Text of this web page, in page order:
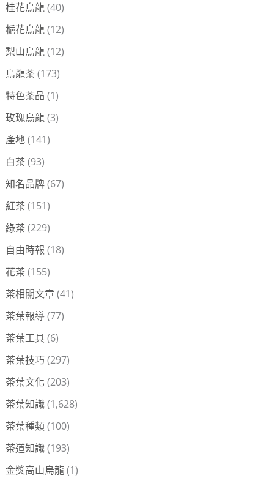
桂花烏龍(40)
梔花烏龍(12)
梨山烏龍(12)
烏龍茶 (173)
特色茶品 (1)
玫瑰烏龍(3)
產地(141)
白茶 (93)
知名品牌(67)
紅茶 (151)
綠茶 (229)
自由時報 (18)
花茶 (155)
茶相關文章(41)
茶葉報導(77)
茶葉工具(6)
茶葉技巧(297)
茶葉文化 (203)
茶葉知識(1,628)
茶葉種類(100)
茶道知識(193)
金獎高山烏龍(1)